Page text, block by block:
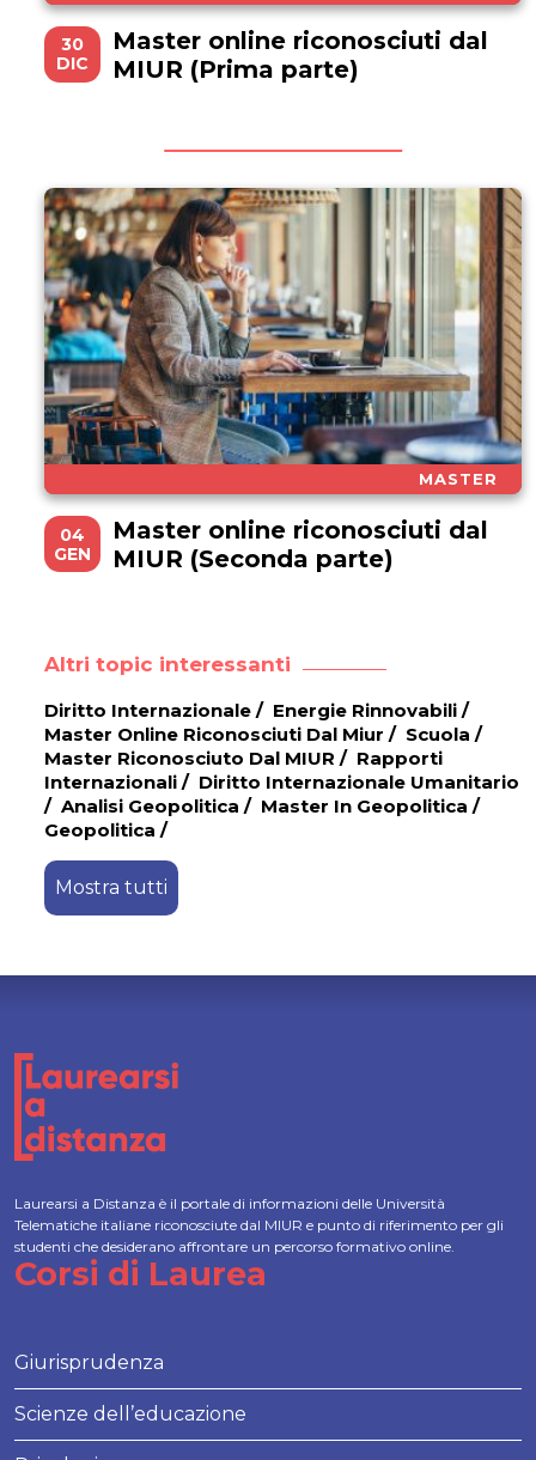
30
DIC
Master online riconosciuti dal
MIUR (Prima parte)
MASTER
04
GEN
Master online riconosciuti dal
MIUR (Seconda parte)
Altri topic interessanti
Diritto Internazionale / Energie Rinnovabili /
Master Online Riconosciuti Dal Miur / Scuola /
Master Riconosciuto Dal MIUR / Rapporti
Internazionali / Diritto Internazionale Umanitario
/ Analisi Geopolitica / Master In Geopolitica /
Geopolitica /
Mostra tutti
Laurearsi a Distanza è il portale di informazioni delle Università
Telematiche italiane riconosciute dal MIUR e punto di riferimento per gli
studenti che desiderano affrontare un percorso formativo online.
Corsi di Laurea
Giurisprudenza
Scienze dell’educazione